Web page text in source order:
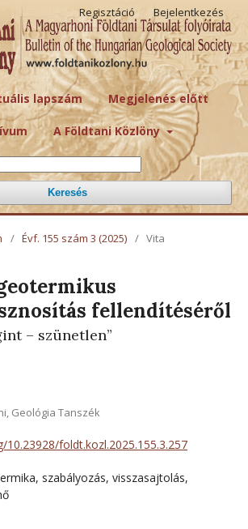
lapszám Megjelenés előtt
A Földtani Közlöny
Keresés
Regisztáció Bejelentkezés
/ Évf. 155 szám 3 (2025) / Vita
fellendítéséről
– szünetlen”
Geológia Tanszék
foldt.kozl.2025.155.3.257
szabályozás, visszasajtolás,